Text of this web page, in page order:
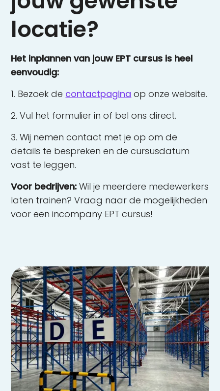
locatie?
Het inplannen van jouw EPT cursus is heel
eenvoudig:
1. Bezoek de contactpagina op onze website.
2. Vul het formulier in of bel ons direct.
3. Wij nemen contact met je op om de
details te bespreken en de cursusdatum
vast te leggen.
Voor bedrijven: Wil je meerdere medewerkers
laten trainen? Vraag naar de mogelijkheden
voor een incompany EPT cursus!